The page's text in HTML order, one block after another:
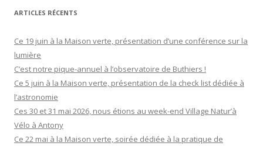
h
r
c
h
e
r
:
ARTICLES RÉCENTS
Ce 19 juin à la Maison verte, présentation d’une conférence sur la
lumière
C’est notre pique-annuel à l’observatoire de Buthiers !
Ce 5 juin à la Maison verte, présentation de la check list dédiée à
l’astronomie
Ces 30 et 31 mai 2026, nous étions au week-end Village Natur’à
Vélo à Antony
Ce 22 mai à la Maison verte, soirée dédiée à la pratique de